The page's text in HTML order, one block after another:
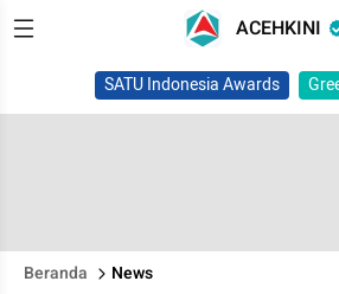
ACEHKINI
SATU Indonesia Awards
Beranda News